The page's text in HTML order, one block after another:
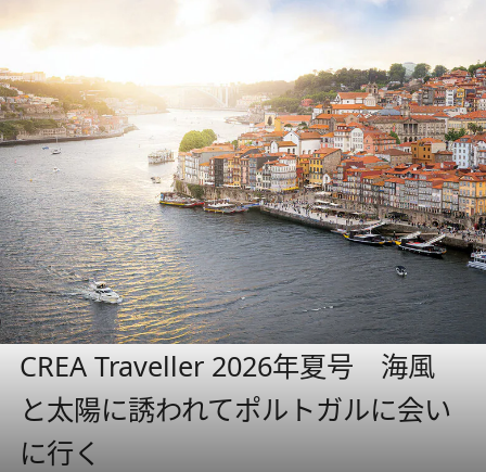
CREA Traveller 2026年夏号 海風
と太陽に誘われてポルトガルに会い
に行く